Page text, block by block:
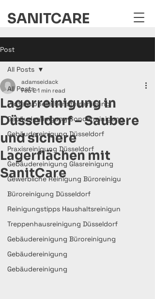
SANITCARE
Post
All Posts
Professionelle Fensterreinigung
Gebäudereinigung Sonderreinigung
Gebäudereinigung Düsseldorf
Praxisreinigung Düsseldorf
Gebäudereinigung Glasreinigung
Gewerbliche Reinigung Büroreinigu
Büroreinigung Düsseldorf
Reinigungstipps Haushaltsreinigun
Treppenhausreinigung Düsseldorf
Gebäudereinigung Büroreinigung
Gebäudereinigung
Gebäudereinigung
All Posts
Lagerreinigung in
Düsseldorf – Saubere
und sichere
Lagerflächen mit
SanitCare
adamseidack
Feb 21 min read